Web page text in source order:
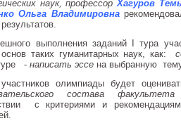
наук, профессорХагуров
Ольга Владимировна
выполнения заданий I тура
основ таких гуманитарных наук, как:
- написать эссе на выбранную
олимпиады будет
состава факультета
с критериями и